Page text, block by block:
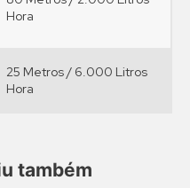
Hora
25 Metros / 6.000 Litros
Hora
também